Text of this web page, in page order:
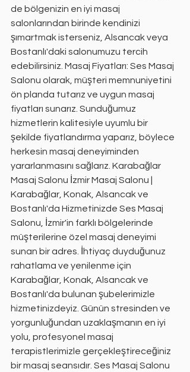
de bölgenizin en iyi masaj
salonlarından birinde kendinizi
şımartmak isterseniz, Alsancak veya
Bostanlı'daki salonumuzu tercih
edebilirsiniz. Masaj Fiyatları: Ses Masaj
Salonu olarak, müşteri memnuniyetini
ön planda tutarız ve uygun masaj
fiyatları sunarız. Sunduğumuz
hizmetlerin kalitesiyle uyumlu bir
şekilde fiyatlandırma yaparız, böylece
herkesin masaj deneyiminden
yararlanmasını sağlarız. Karabağlar
Masaj Salonu İzmir Masaj Salonu |
Karabağlar, Konak, Alsancak ve
Bostanlı'da Hizmetinizde Ses Masaj
Salonu, İzmir'in farklı bölgelerinde
müşterilerine özel masaj deneyimi
sunan bir adres. İhtiyaç duyduğunuz
rahatlama ve yenilenme için
Karabağlar, Konak, Alsancak ve
Bostanlı'da bulunan şubelerimizle
hizmetinizdeyiz. Günün stresinden ve
yorgunluğundan uzaklaşmanın en iyi
yolu, profesyonel masaj
terapistlerimizle gerçekleştireceğiniz
bir masaj seansıdır. Ses Masaj Salonu